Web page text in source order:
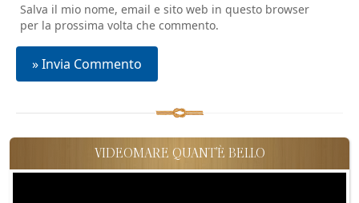
Salva il mio nome, email e sito web in questo browser
per la prossima volta che commento.
VIDEOMARE QUANT'È BELLO